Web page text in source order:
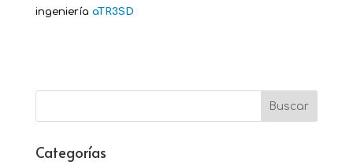
ingeniería aTR3SD
Categorías